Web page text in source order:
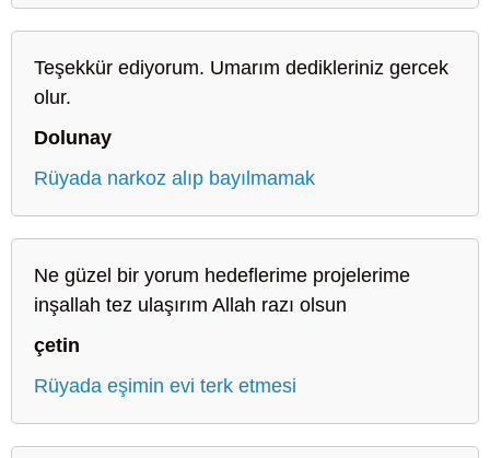
Teşekkür ediyorum. Umarım dedikleriniz gercek
olur.
Dolunay
Rüyada narkoz alıp bayılmamak
Ne güzel bir yorum hedeflerime projelerime
inşallah tez ulaşırım Allah razı olsun
çetin
Rüyada eşimin evi terk etmesi